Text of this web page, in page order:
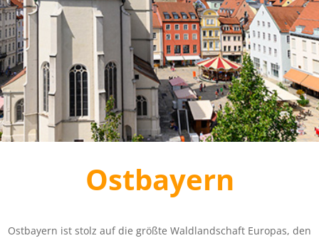
Ostbayern
Ostbayern ist stolz auf die größte Waldlandschaft Europas, den